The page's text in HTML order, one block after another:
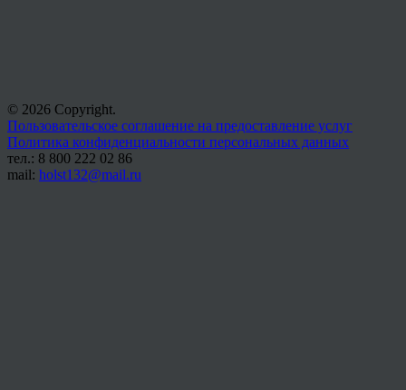
© 2026 Copyright.
Пользовательское соглашение на предоставление услуг
Политика конфиденциальности персональных данных
тел.: 8 800 222 02 86
mail: holst132@mail.ru